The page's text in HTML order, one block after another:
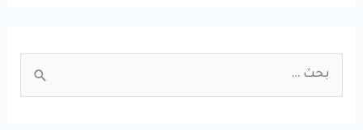
تساعد
المتاجر